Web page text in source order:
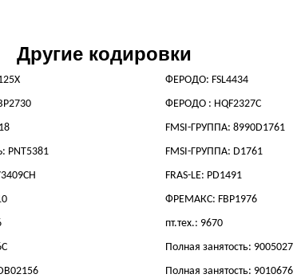
Другие кодировки
ФЕРОДО: FSL4434
ФЕРОДО : HQF2327C
FMSI-ГРУППА: 8990D1761
FMSI-ГРУППА: D1761
FRAS-LE: PD1491
ФРЕМАКС: FBP1976
пт.тех.: 9670
Полная занятость: 9005027
Полная занятость: 9010676